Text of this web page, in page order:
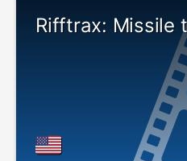
Rifftrax: Missile